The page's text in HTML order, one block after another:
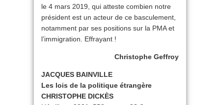
le 4 mars 2019, qui atteste combien notre
président est un acteur de ce basculement,
notamment par ses positions sur la PMA et
l’immigration. Effrayant !
Christophe Geffroy
JACQUES BAINVILLE
Les lois de la politique étrangère
CHRISTOPHE DICKÈS